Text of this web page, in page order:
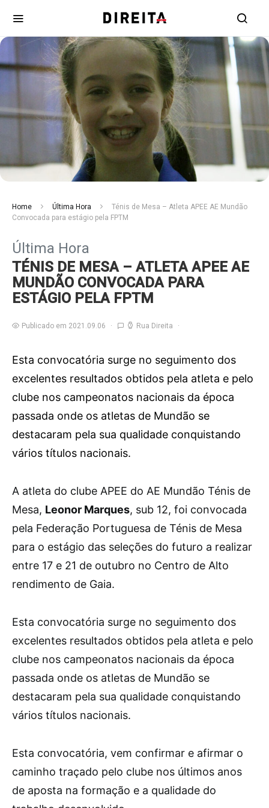
Home Última Hora
Ténis de Mesa – Atleta APEE AE Mundão
Convocada para estágio pela FPTM
Última Hora
TÉNIS DE MESA – ATLETA APEE AE
MUNDÃO CONVOCADA PARA
ESTÁGIO PELA FPTM
Publicado em 2021.09.06 Rua Direita
Esta convocatória surge no seguimento dos
excelentes resultados obtidos pela atleta e pelo
clube nos campeonatos nacionais da época
passada onde os atletas de Mundão se
destacaram pela sua qualidade conquistando
vários títulos nacionais.
A atleta do clube APEE do AE Mundão Ténis de
Mesa, Leonor Marques, sub 12, foi convocada
pela Federação Portuguesa de Ténis de Mesa
para o estágio das seleções do futuro a realizar
entre 17 e 21 de outubro no Centro de Alto
rendimento de Gaia.
Esta convocatória surge no seguimento dos
excelentes resultados obtidos pela atleta e pelo
clube nos campeonatos nacionais da época
passada onde os atletas de Mundão se
destacaram pela sua qualidade conquistando
vários títulos nacionais.
Esta convocatória, vem confirmar e afirmar o
caminho traçado pelo clube nos últimos anos
de aposta na formação e a qualidade do